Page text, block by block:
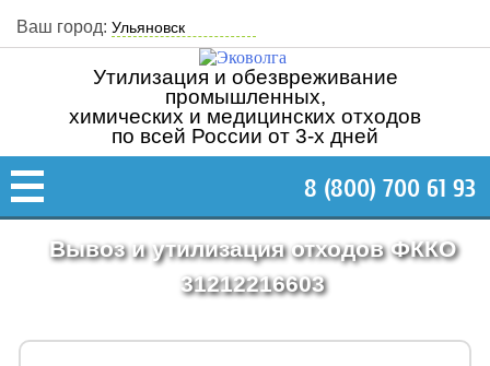
Ваш город:
Утилизация и обезвреживание
промышленных,
химических и медицинских отходов
по всей России от 3-х дней
8 (800) 700 61 93
Вывоз и утилизация отходов ФККО
31212216603